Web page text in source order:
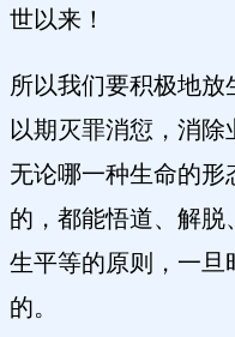
世以来！
所以我们要积极地放
以期灭罪消愆，消除
无论哪一种生命的形
的，都能悟道、解
生平等的原则，一旦
的。